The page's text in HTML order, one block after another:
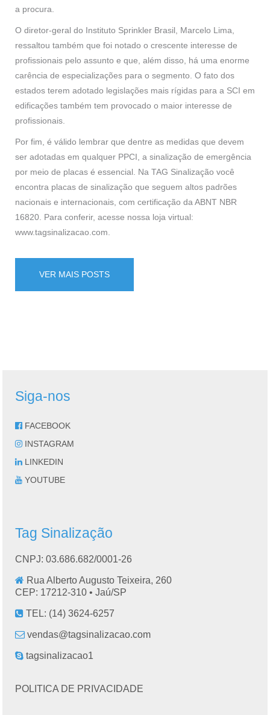
a procura.
O diretor-geral do Instituto Sprinkler Brasil, Marcelo Lima,
ressaltou também que foi notado o crescente interesse de
profissionais pelo assunto e que, além disso, há uma enorme
carência de especializações para o segmento. O fato dos
estados terem adotado legislações mais rígidas para a SCI em
edificações também tem provocado o maior interesse de
profissionais.
Por fim, é válido lembrar que dentre as medidas que devem
ser adotadas em qualquer PPCI, a sinalização de emergência
por meio de placas é essencial. Na TAG Sinalização você
encontra placas de sinalização que seguem altos padrões
nacionais e internacionais, com certificação da ABNT NBR
16820. Para conferir, acesse nossa loja virtual:
www.tagsinalizacao.com.
VER MAIS POSTS
Siga-nos
FACEBOOK
INSTAGRAM
LINKEDIN
YOUTUBE
Tag Sinalização
CNPJ: 03.686.682/0001-26
Rua Alberto Augusto Teixeira, 260
CEP: 17212-310 •Jaú/SP
TEL: (14) 3624-6257
vendas@tagsinalizacao.com
tagsinalizacao1
POLITICA DE PRIVACIDADE